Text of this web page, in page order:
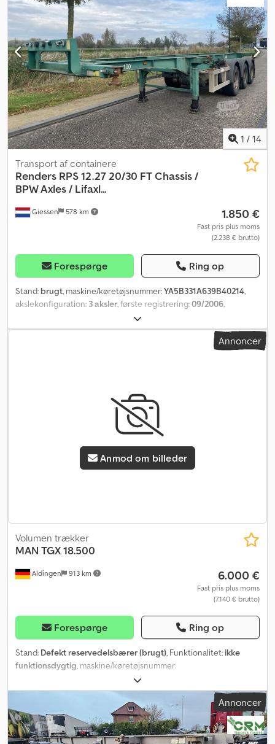
1 / 14
Giessen 578 km
Transport af containere
Renders RPS 12.27 20/30 FT Chassis /
BPW Axles / Lifaxl...
1.850 €
Fast pris plus moms
(2.238 € brutto)
Forespørge Ring op
Stand: brugt, maskine/køretøjsnummer:YA5B331A639B40214,
akslekonfiguration: 3 aksler, første registrering:09/2006
385/55
procent, farve:anden, Produktionsår:2006, = Yderligere
muligheder og udstyr = - Løftbar aksel - Luftaffjedring -Annoncer
Anmod om billeder
Aldingen 913 km
Volumen trækker
MAN TGX 18.500
6.000 €
Fast pris plus moms
(7.140 € brutto)
Forespørge Ring op
Stand: Defekt reservedelsbærer (brugt), Funktionalitet: ikke
funktionsdygtig, maskine/køretøjsnummer:
, kilometerstand:
kW (500,34 hk), første registrering:01/2018, brændstoftype:
60 procent, akslekonfiguration:4x2,
førerhus:dagkabine , Produktionsår:2018, Udstyr:
AdBlue, anden
brændstoftank, fartpilot, klimaanlæg, køleskab,
Annoncer